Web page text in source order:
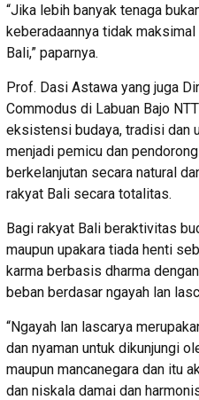
“Jika lebih banyak tenaga
keberadaannya tidak
Bali,” paparnya.
Prof. Dasi Astawa yang juga
Commodus di Labuan Bajo
eksistensi budaya, tradisi dan
menjadi pemicu dan
berkelanjutan secara natural
rakyat Bali secara totalitas.
Bagi rakyat Bali beraktivitas
maupun upakara tiada henti
karma berbasis dharma
beban berdasar ngayah lan
“Ngayah lan lascarya
dan nyaman untuk dikunjungi
maupun mancanegara dan itu
dan niskala damai dan